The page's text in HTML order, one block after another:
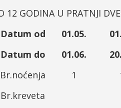
12 GODINA U PRATNJI
Datum od 01.05.
Datum do 01.06.
Br.noćenja
1
Br.kreveta